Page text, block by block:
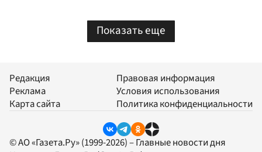
Показать еще
Редакция
Реклама
Карта сайта
Правовая информация
Условия использования
Политика конфиденциальности
© АО «Газета.Ру» (1999-2026) – Главные новости дня